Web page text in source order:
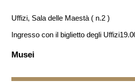
Uffizi, Sala delle Maestà ( n.2 )
Ingresso con il biglietto degli Uffizi
Musei